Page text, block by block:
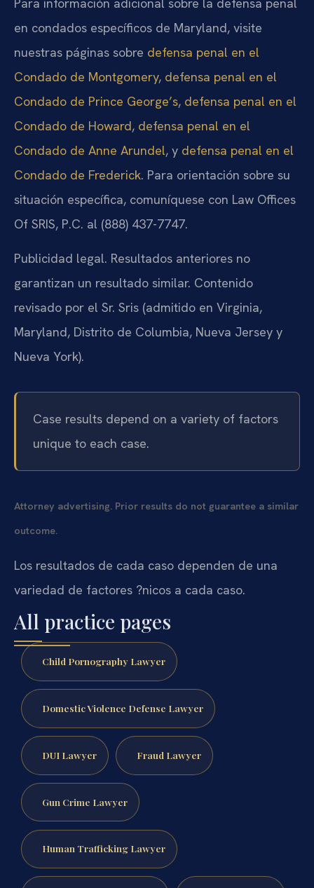
en condados específicos de Maryland, visite
nuestras páginas sobre defensa penal en el
Condado de Montgomery, defensa penal en el
Condado de Prince George’s, defensa penal en el
Condado de Howard, defensa penal en el
Condado de Anne Arundel, y defensa penal en el
Condado de Frederick. Para orientación sobre su
situación específica, comuníquese con Law Offices
Of SRIS, P.C. al (888) 437-7747.
Publicidad legal. Resultados anteriores no
garantizan un resultado similar. Contenido
revisado por el Sr. Sris (admitido en Virginia,
Maryland, Distrito de Columbia, Nueva Jersey y
Nueva York).
Case results depend on a variety of factors
unique to each case.
Attorney advertising. Prior results do not guarantee a similar
outcome.
Los resultados de cada caso dependen de una
variedad de factores ?nicos a cada caso.
All practice pages
Child Pornography Lawyer
Domestic Violence Defense Lawyer
DUI Lawyer Fraud Lawyer
Gun Crime Lawyer
Human Trafficking Lawyer